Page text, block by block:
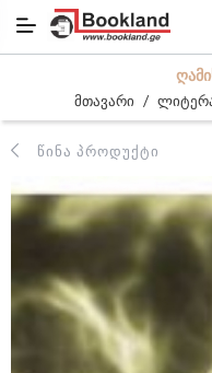
მთავარი /
ᲬᲘᲜᲐ ᲞᲠᲝᲓᲣᲥᲢᲘ